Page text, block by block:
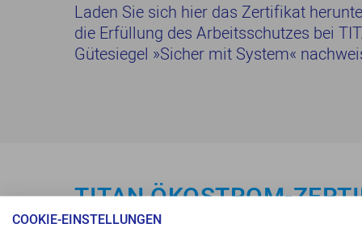
Laden Sie sich hier das Zertifikat
die Erfüllung des Arbeitsschutzes bei
Gütesiegel »Sicher mit System«
TITAN ÖKOSTROM-
COOKIE-EINSTELLUNGEN